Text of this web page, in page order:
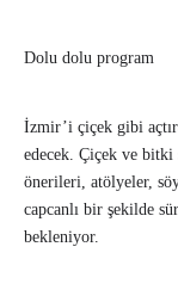
Dolu dolu program
İzmir’i çiçek gibi
edecek. Çiçek ve bitki
önerileri, atölyeler,
capcanlı bir şekilde
bekleniyor.